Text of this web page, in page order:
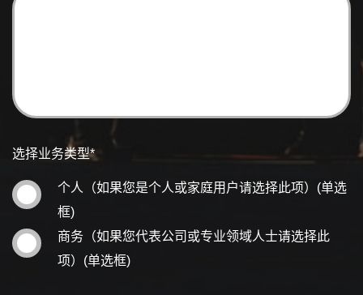
选择业务类型*
个人（如果您是个人或家庭用户请选择此项） (单选
框)
商务（如果您代表公司或专业领域人士请选择此
项） (单选框)